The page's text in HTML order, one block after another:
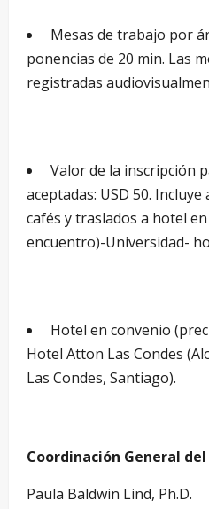
Mesas de trabajo por
ponencias de 20 min. Las
registradas
Valor de la inscripción
aceptadas: USD 50.
cafés y traslados a hotel
encuentro)-Universidad-
Hotel en convenio
Hotel Atton Las Condes
Las Condes, Santiago).
Coordinación General
Paula Baldwin Lind, Ph.D.